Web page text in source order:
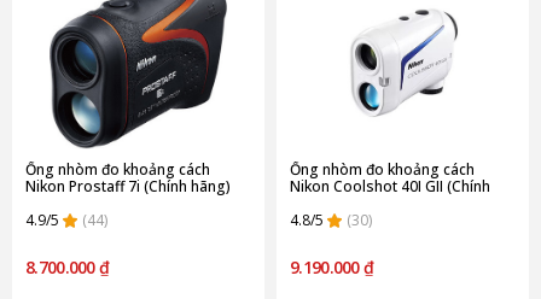
Ống nhòm đo khoảng cách
Nikon Prostaff 7i (Chính hãng)
4.9/5
(44)
8.700.000 ₫
Ống nhòm đo khoảng cách
Nikon Coolshot 40I GII (Chính
4.8/5
(30)
9.190.000 ₫